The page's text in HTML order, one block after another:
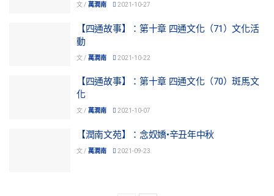
文 / 萬潤南 2021-10-27
【四通故事】：第十章 四通文化（71）文化活
動
文 / 萬潤南 2021-10-22
【四通故事】：第十章 四通文化（70）斑馬文
化
文 / 萬潤南 2021-10-07
【潤南文苑】：念奴嬌•辛丑年中秋
文 / 萬潤南 2021-09-23